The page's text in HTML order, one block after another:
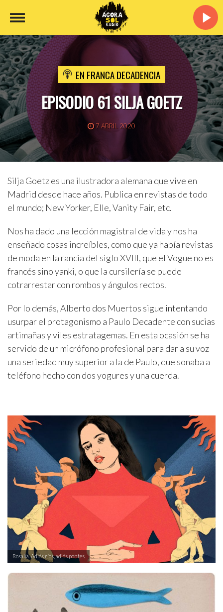
EN FRANCA DECADENCIA
EPISODIO 61 SILJA GOETZ
7 ABRIL 2020
Silja Goetz es una ilustradora alemana que vive en
Madrid desde hace años. Publica en revistas de todo
el mundo; New Yorker, Elle, Vanity Fair, etc.
Nos ha dado una lección magistral de vida y nos ha
enseñado cosas increíbles, como que ya había revistas
de moda en la rancia del siglo XVIII, que el Vogue no es
francés sino yanki, o que la cursilería se puede
cotrarrestar con rombos y ángulos rectos.
Por lo demás, Alberto dos Muertos sigue intentando
usurpar el protagonismo a Paulo Decadente con sucias
artimañas y viles estratagemas. En esta ocasión se ha
servido de un micrófono profesional para dar a su voz
una seriedad muy superior a la de Paulo, que sonaba a
teléfono hecho con dos yogures y una cuerda.
Rosalía. Adiós ríos, adiós pontes